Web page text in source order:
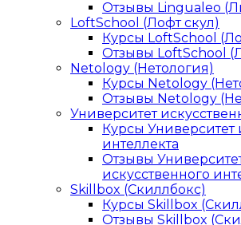
Отзывы Lingualeo
LoftSchool (Лофт скул)
Курсы LoftSchool
Отзывы LoftSchool
Netology (Нетология)
Курсы Netology
Отзывы Netology
Университет
Курсы Университет
интеллекта
Отзывы
искусственного
Skillbox (Скиллбокс)
Курсы Skillbox
Отзывы Skillbox